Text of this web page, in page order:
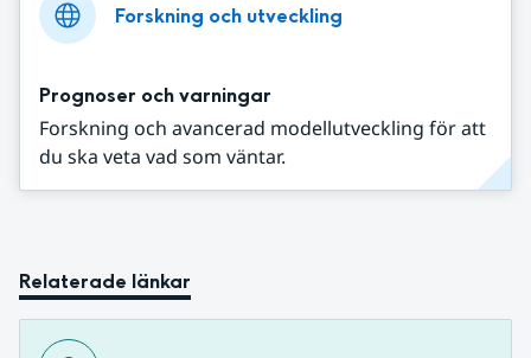
Forskning och utveckling
Prognoser och varningar
Forskning och avancerad modellutveckling för att
du ska veta vad som väntar.
Relaterade länkar